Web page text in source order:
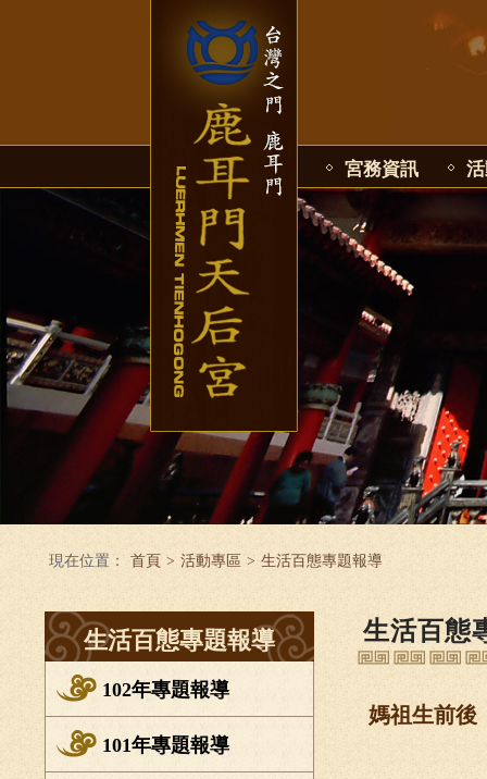
宮務資訊
現在位置： 首頁 > 活動專區 > 生活百態專題報導
生活百態專題報導
102年專題報導
101年專題報導
生活百態
媽祖生前後